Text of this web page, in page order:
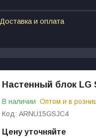
Доставка и оплата
Настенный блок LG
В наличии Оптом и в
Код: ARNU15GSJC4
Цену уточняйте